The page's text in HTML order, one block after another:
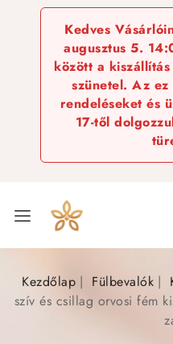
Kedves
augusztus 5.
között a
szünetel. Az
rendeléseket és
17-től
Kezdőlap Fülbevalók
szív és csillag orvosi fém